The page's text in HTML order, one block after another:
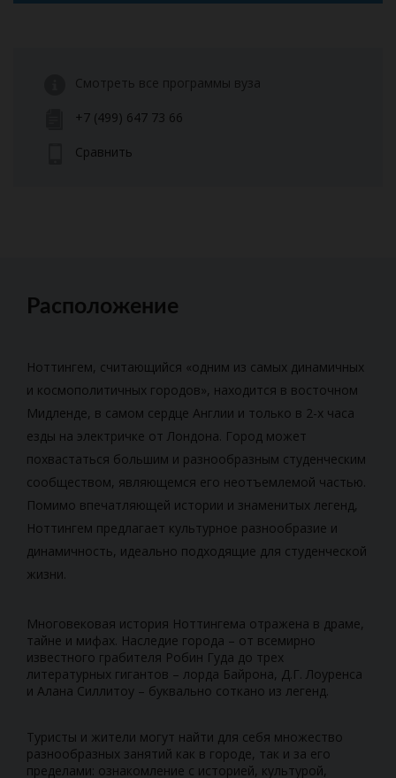
Смотреть все программы вуза
+7 (499) 647 73 66
Сравнить
Расположение
Ноттингем, считающийся «одним из самых динамичных
и космополитичных городов», находится в восточном
Мидленде, в самом сердце Англии и только в 2-х часа
езды на электричке от Лондона. Город может
похвастаться большим и разнообразным студенческим
сообществом, являющемся его неотъемлемой частью.
Помимо впечатляющей истории и знаменитых легенд,
Ноттингем предлагает культурное разнообразие и
динамичность, идеально подходящие для студенческой
жизни.
Многовековая история Ноттингема отражена в драме,
тайне и мифах. Наследие города – от всемирно
известного грабителя Робин Гуда до трех
литературных гигантов – лорда Байрона, Д.Г. Лоуренса
и Алана Силлитоу – буквально соткано из легенд.
Туристы и жители могут найти для себя множество
разнообразных занятий как в городе, так и за его
пределами: ознакомление с историей, культурой,